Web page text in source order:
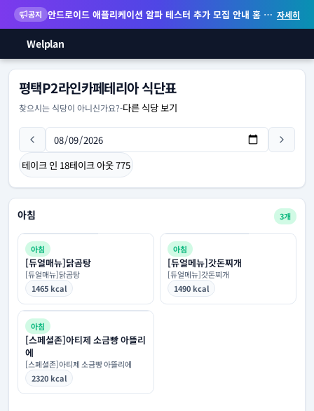
공지 안드로이드 애플리케이션 알파 테스터 추가 모집 안내 홈 화면 위젯 등 지원 자세히
Welplan
평택P2라인카페테리아 식단표
찾으시는 식당이 아니신가요?-다른 식당 보기
테이크 인 18테이크 아웃775
아침 3개
아침
[듀얼매뉴]닭곰탕
[듀얼매뉴]닭곰탕
1465 kcal
아침
[듀얼메뉴]갓돈찌개
[듀얼메뉴]갓돈찌개
1490 kcal
아침
[스페셜존]아티제 소금빵 아뜰리
에
[스페셜존]아티제 소금빵 아뜰리에
2320 kcal